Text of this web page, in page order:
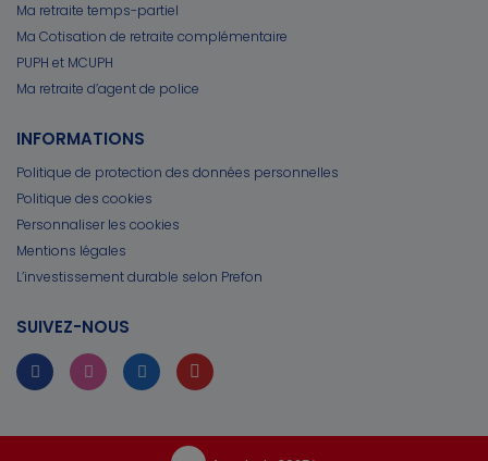
Ma retraite temps-partiel
Ma Cotisation de retraite complémentaire
PUPH et MCUPH
Ma retraite d’agent de police
INFORMATIONS
Politique de protection des données personnelles
Politique des cookies
Personnaliser les cookies
Mentions légales
L’investissement durable selon Prefon
SUIVEZ-NOUS